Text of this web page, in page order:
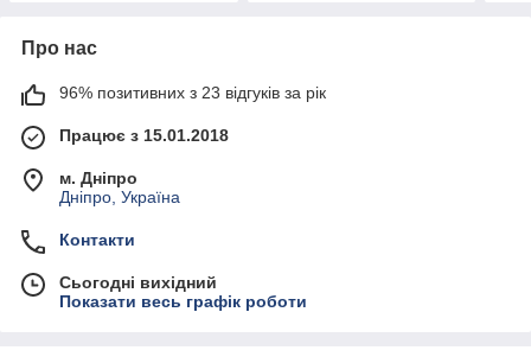
Про нас
96% позитивних з 23 відгуків за рік
Працює з 15.01.2018
м. Дніпро
Дніпро, Україна
Контакти
Сьогодні вихідний
Показати весь графік роботи